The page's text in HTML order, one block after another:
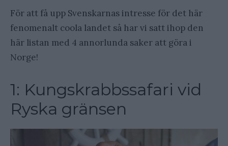
För att få upp Svenskarnas intresse för det här
fenomenalt coola landet så har vi satt ihop den
här listan med 4 annorlunda saker att göra i
Norge!
1: Kungskrabbssafari vid
Ryska gränsen